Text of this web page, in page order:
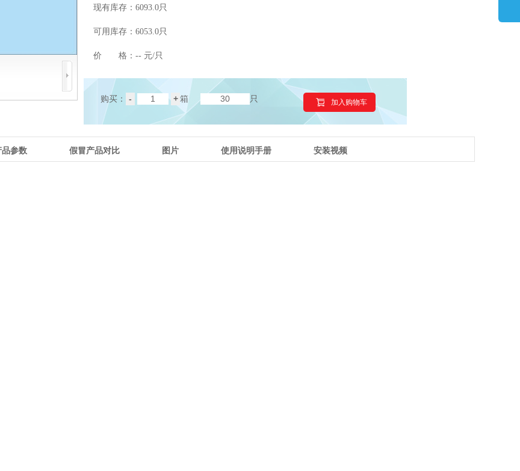
现有库存： 6093.0只
可用库存： 6053.0只
价 格： -- 元/只
购买： - + 箱 只 加入购物车
品参数 假冒产品对比 图片 使用说明手册 安装视频